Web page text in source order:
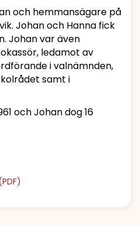
och hemmansägare på
Johan och Hanna fick
Johan var även
ledamot av
i valnämnden,
samt i
och Johan dog 16